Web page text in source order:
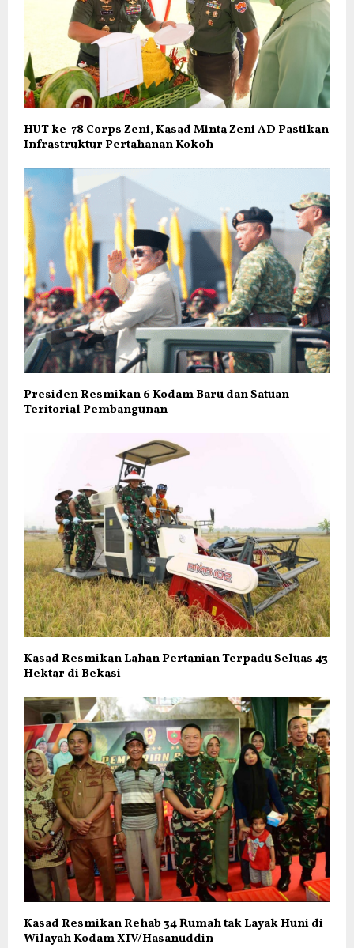
HUT ke-78 Corps Zeni, Kasad Minta Zeni AD Pastikan
Infrastruktur Pertahanan Kokoh
Presiden Resmikan 6 Kodam Baru dan Satuan
Teritorial Pembangunan
Kasad Resmikan Lahan Pertanian Terpadu Seluas 43
Hektar di Bekasi
Kasad Resmikan Rehab 34 Rumah tak Layak Huni di
Wilayah Kodam XIV/Hasanuddin